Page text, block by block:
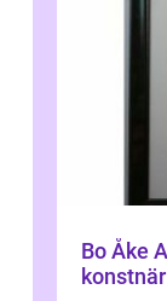
Bo Åke